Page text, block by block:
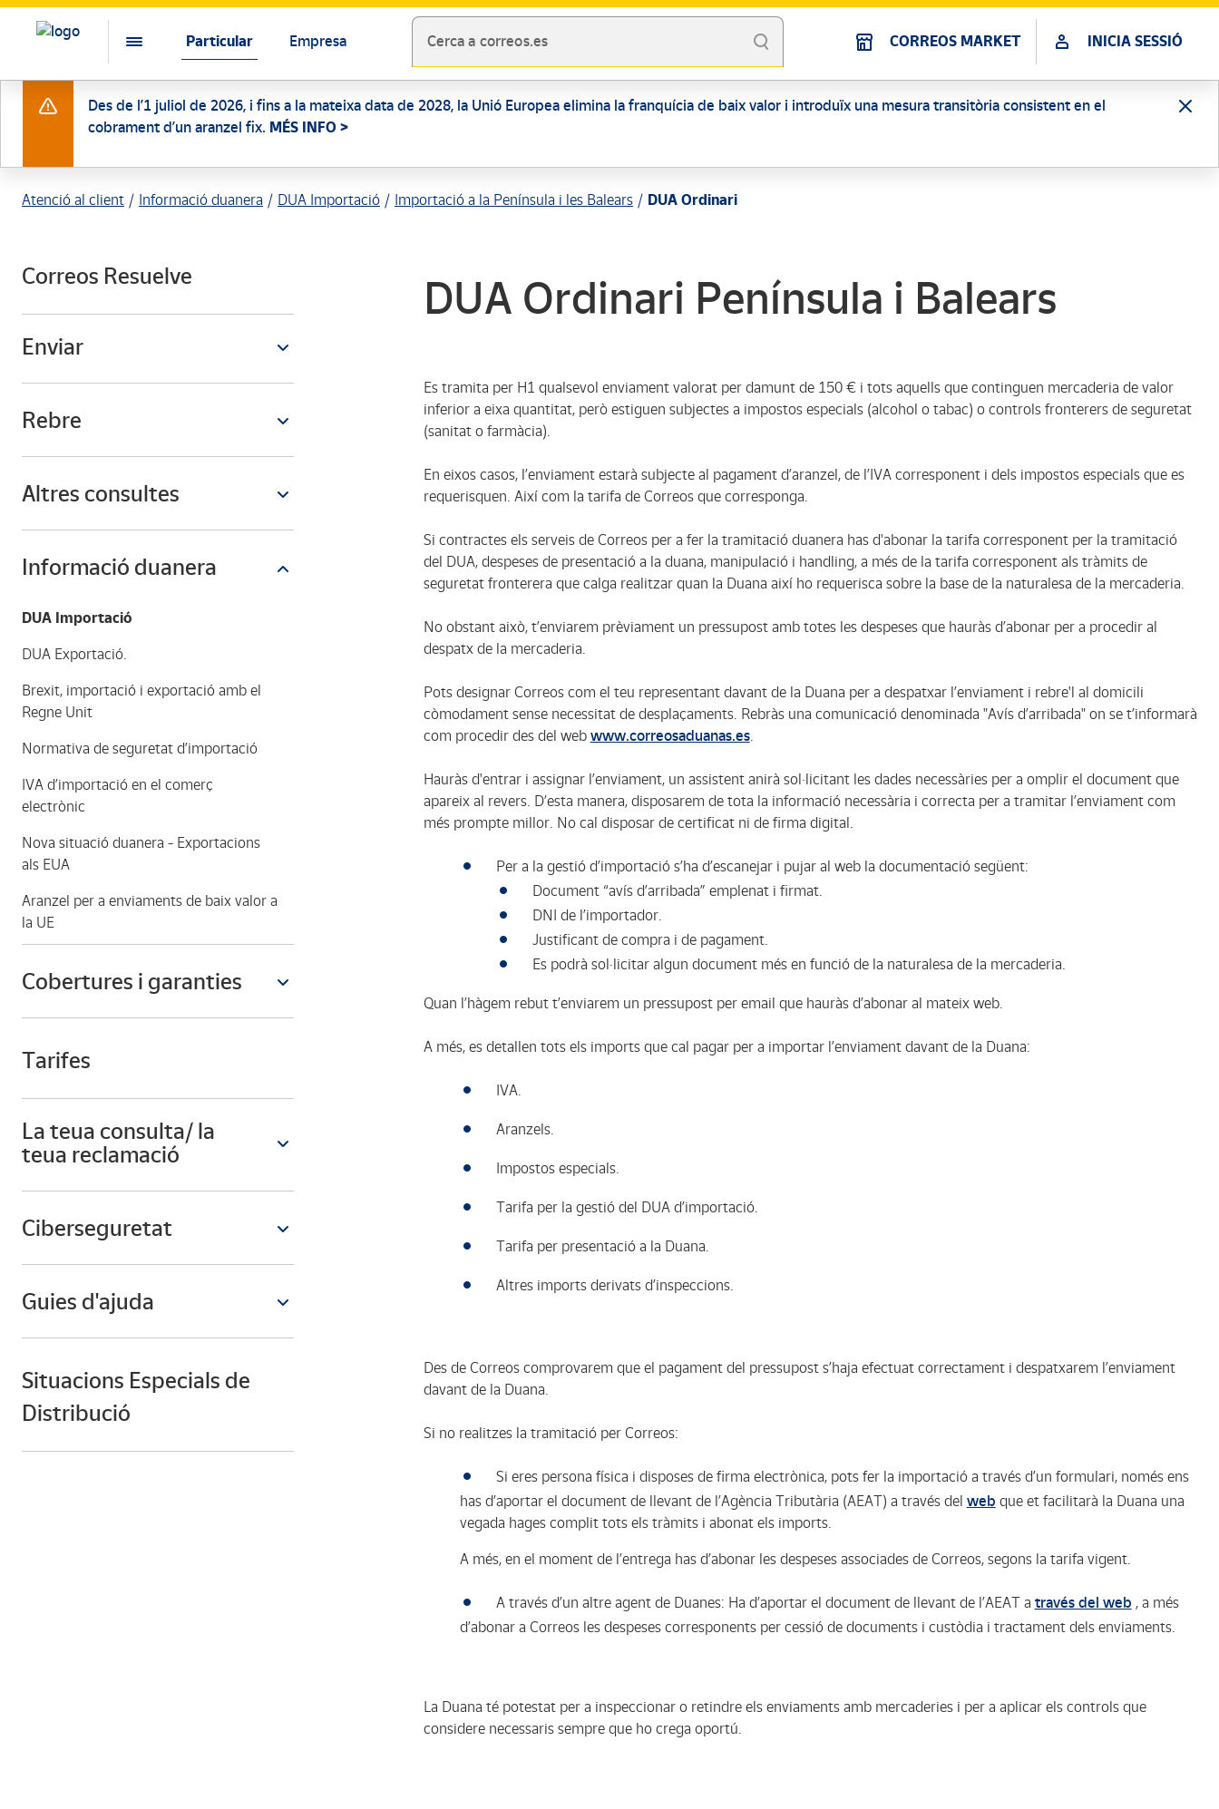
Particular Empresa Cerca a correos.es CORREOS MARKET INICIA SESSIÓ
Des de l’1 juliol de 2026, i fins a la mateixa data de 2028, la Unió Europea elimina la franquícia de baix valor i introduïx una mesura transitòria consistent en el
cobrament d’un aranzel fix. MÉS INFO >
Atenció al client Informació duanera DUA Importació Importació a la Península i les Balears DUA Ordinari
Correos Resuelve
Enviar
Rebre
Altres consultes
Informació duanera
DUA Importació
DUA Exportació.
Brexit, importació i exportació amb el
Regne Unit
Normativa de seguretat d’importació
IVA d’importació en el comerç
electrònic
Nova situació duanera - Exportacions
als EUA
Aranzel per a enviaments de baix valor a
la UE
Cobertures i garanties
Tarifes
La teua consulta/ la
teua reclamació
Ciberseguretat
Guies d'ajuda
Situacions Especials de
Distribució
DUA Ordinari Península i Balears
Es tramita per H1 qualsevol enviament valorat per damunt de 150 € i tots aquells que continguen mercaderia de valor
inferior a eixa quantitat, però estiguen subjectes a impostos especials (alcohol o tabac) o controls fronterers de seguretat
(sanitat o farmàcia).
En eixos casos, l’enviament estarà subjecte al pagament d’aranzel, de l’IVA corresponent i dels impostos especials que es
requerisquen. Així com la tarifa de Correos que corresponga.
Si contractes els serveis de Correos per a fer la tramitació duanera has d'abonar la tarifa corresponent per la tramitació
del DUA, despeses de presentació a la duana, manipulació i handling, a més de la tarifa corresponent als tràmits de
seguretat fronterera que calga realitzar quan la Duana així ho requerisca sobre la base de la naturalesa de la mercaderia.
No obstant això, t’enviarem prèviament un pressupost amb totes les despeses que hauràs d’abonar per a procedir al
despatx de la mercaderia.
Pots designar Correos com el teu representant davant de la Duana per a despatxar l’enviament i rebre'l al domicili
còmodament sense necessitat de desplaçaments. Rebràs una comunicació denominada "Avís d’arribada" on se t’informarà
com procedir des del web www.correosaduanas.es.
Hauràs d'entrar i assignar l’enviament, un assistent anirà sol·licitant les dades necessàries per a omplir el document que
apareix al revers. D’esta manera, disposarem de tota la informació necessària i correcta per a tramitar l’enviament com
més prompte millor. No cal disposar de certificat ni de firma digital.
Per a la gestió d’importació s’ha d’escanejar i pujar al web la documentació següent:
Document “avís d’arribada” emplenat i firmat.
DNI de l’importador.
Justificant de compra i de pagament.
Es podrà sol·licitar algun document més en funció de la naturalesa de la mercaderia.
Quan l’hàgem rebut t’enviarem un pressupost per email que hauràs d’abonar al mateix web.
A més, es detallen tots els imports que cal pagar per a importar l’enviament davant de la Duana:
IVA.
Aranzels.
Impostos especials.
Tarifa per la gestió del DUA d’importació.
Tarifa per presentació a la Duana.
Altres imports derivats d’inspeccions.
Des de Correos comprovarem que el pagament del pressupost s’haja efectuat correctament i despatxarem l’enviament
davant de la Duana.
Si no realitzes la tramitació per Correos:
Si eres persona física i disposes de firma electrònica, pots fer la importació a través d’un formulari, només ens
has d’aportar el document de llevant de l’Agència Tributària (AEAT) a través del web que et facilitarà la Duana una
vegada hages complit tots els tràmits i abonat els imports.
A més, en el moment de l’entrega has d’abonar les despeses associades de Correos, segons la tarifa vigent.
A través d’un altre agent de Duanes: Ha d’aportar el document de llevant de l’AEAT a través del web , a més
d’abonar a Correos les despeses corresponents per cessió de documents i custòdia i tractament dels enviaments.
La Duana té potestat per a inspeccionar o retindre els enviaments amb mercaderies i per a aplicar els controls que
considere necessaris sempre que ho crega oportú.